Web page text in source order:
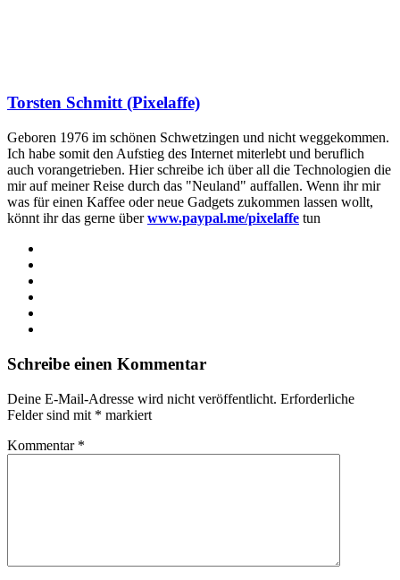
Torsten Schmitt (Pixelaffe)
Geboren 1976 im schönen Schwetzingen und nicht weggekommen.
Ich habe somit den Aufstieg des Internet miterlebt und beruflich
auch vorangetrieben. Hier schreibe ich über all die Technologien die
mir auf meiner Reise durch das "Neuland" auffallen. Wenn ihr mir
was für einen Kaffee oder neue Gadgets zukommen lassen wollt,
könnt ihr das gerne überwww.paypal.me/pixelaffe tun
Schreibe einen Kommentar
Deine E-Mail-Adresse wird nicht veröffentlicht. Erforderliche
Felder sind mit * markiert
Kommentar *